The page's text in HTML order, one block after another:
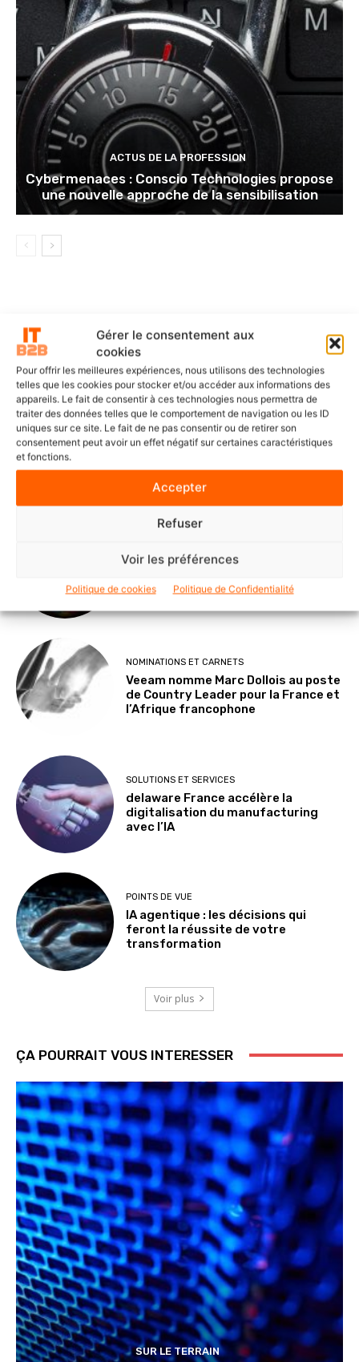
Gérer le consentement aux
cookies
Pour offrir les meilleures expériences, nous utilisons des technologies
telles que les cookies pour stocker et/ou accéder aux informations des
appareils. Le fait de consentir à ces technologies nous permettra de
traiter des données telles que le comportement de navigation ou les ID
uniques sur ce site. Le fait de ne pas consentir ou de retirer son
consentement peut avoir un effet négatif sur certaines caractéristiques
et fonctions.
Accepter
Refuser
Voir les préférences
Politique de cookies Politique de Confidentialité
ACTUS DE LA PROFESSION
Cybermenaces : Conscio Technologies propose
une nouvelle approche de la sensibilisation
DERNIERS ARTICLES
SOLUTIONS ET SERVICES
ITS Group construit les fondations
d’une IA souveraine et maîtrisée
POINTS DE VUE
Le Mode IA de Google, ou le Shadow
AI qui n’a plus besoin de l’ombre
NOMINATIONS ET CARNETS
Veeam nomme Marc Dollois au poste
de Country Leader pour la France et
l’Afrique francophone
SOLUTIONS ET SERVICES
delaware France accélère la
digitalisation du manufacturing
avec l’IA
POINTS DE VUE
IA agentique : les décisions qui
feront la réussite de votre
transformation
Voir plus
ÇA POURRAIT VOUS INTERESSER
SUR LE TERRAIN